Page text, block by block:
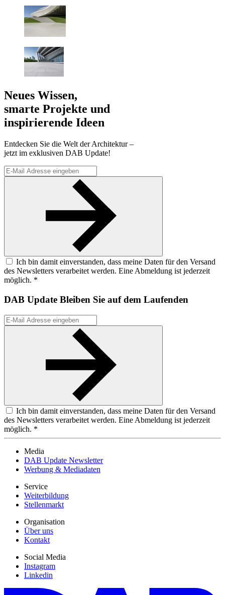
Neues Wissen,
smarte Projekte und
inspirierende Ideen
Entdecken Sie die Welt der Architektur –
jetzt im exklusiven DAB Update!
Ich bin damit einverstanden, dass meine Daten für den Versand
des Newsletters verarbeitet werden. Eine Abmeldung ist jederzeit
möglich. *
DAB Update Bleiben Sie auf dem Laufenden
Ich bin damit einverstanden, dass meine Daten für den Versand
des Newsletters verarbeitet werden. Eine Abmeldung ist jederzeit
möglich. *
Media
DAB Update Newsletter
Werbung & Mediadaten
Service
Weiterbildung
Stellenmarkt
Organisation
Über uns
Kontakt
Social Media
Instagram
Linkedin